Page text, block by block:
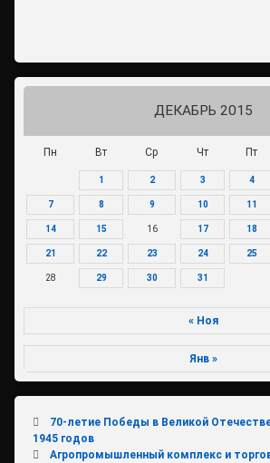
ДЕКАБРЬ 2015
Пн Вт Ср Чт Пт
1 2 3 4
7 8 9 10 11
14 15 16 17 18
21 22 23 24 25
28 29 30 31
« Ноя
Янв »
70-летие Победы в Великой
1945 годов
Агропромышленный комплекс и